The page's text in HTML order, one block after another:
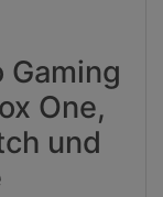
Gaming
One,
und